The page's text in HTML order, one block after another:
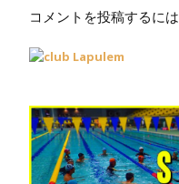
コメントを投稿するには